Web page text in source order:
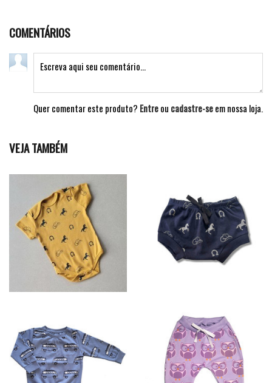
COMENTÁRIOS
Quer comentar este produto? Entreou cadastre-seem nossa loja.
VEJA TAMBÉM